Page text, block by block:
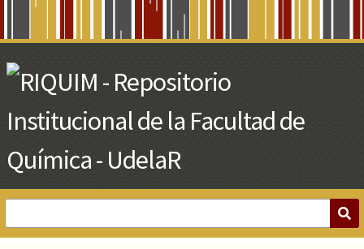
Main
Content